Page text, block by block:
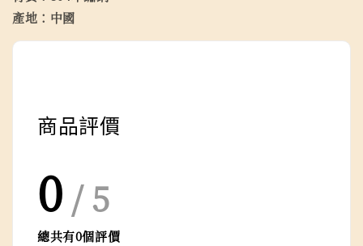
產地：中國
商品評價
0 / 5
總共有0個評價